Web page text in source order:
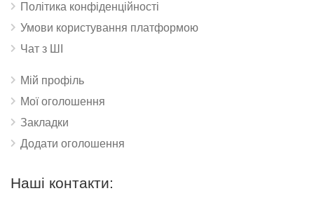
Політика конфіденційності
Умови користування платформою
Чат з ШІ
Мій профіль
Мої оголошення
Закладки
Додати оголошення
Наші контакти: